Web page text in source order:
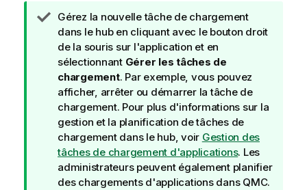
N
o
t
e
C
o
n
s
e
i
l
Gérez la nouvelle tâche de chargement
dans le hub en cliquant avec le bouton droit
de la souris sur l'application et en
sélectionnant Gérer les tâches de
chargement. Par exemple, vous pouvez
afficher, arrêter ou démarrer la tâche de
chargement. Pour plus d'informations sur la
gestion et la planification de tâches de
chargement dans le hub, voir Gestion des
tâches de chargement d'applications. Les
administrateurs peuvent également planifier
des chargements d'applications dans QMC.